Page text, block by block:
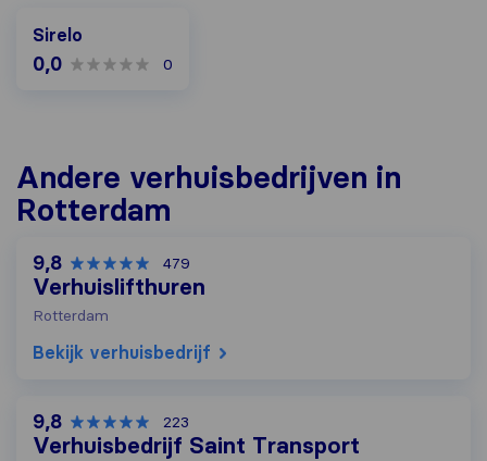
Sirelo
0,0 0
Andere verhuisbedrijven in
Rotterdam
9,8 479
Verhuislifthuren
Rotterdam
Bekijk verhuisbedrijf
9,8 223
Verhuisbedrijf Saint Transport